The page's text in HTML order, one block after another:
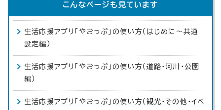
こんなページも見ています
生活応援アプリ「やおっぷ」の使い方（はじめに～共通
設定編）
生活応援アプリ「やおっぷ」の使い方（道路・河川・公園
編）
生活応援アプリ「やおっぷ」の使い方（観光・その他・イベ